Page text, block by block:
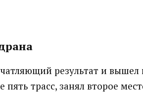
результат и вышел
трасс, занял второе